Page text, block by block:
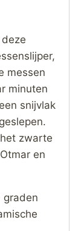
messen
minuten
snijvlak
zwarte
en
graden